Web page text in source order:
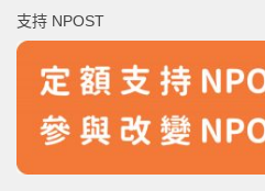
字:
支持 NPOST